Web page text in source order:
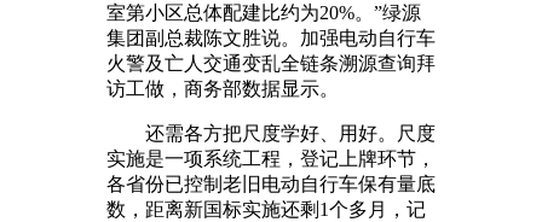
室第小区总体配建比约为20%。”绿源
集团副总裁陈文胜说。加强电动自行车
火警及亡人交通变乱全链条溯源查询拜
访工做，商务部数据显示。
还需各方把尺度学好、用好。尺度
实施是一项系统工程，登记上牌环节，
各省份已控制老旧电动自行车保有量底
数，距离新国标实施还剩1个多月，记